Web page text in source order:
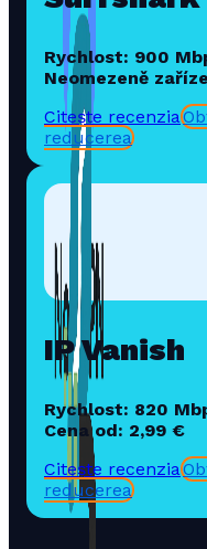
Rychlost: 900
Neomezeně
Citește recenzia
reducerea
IP Vanish
Rychlost: 820
Cena od: 2,99 €
Citește recenzia
reducerea